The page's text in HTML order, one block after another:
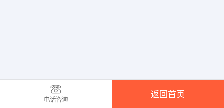
电话咨询
返回首页